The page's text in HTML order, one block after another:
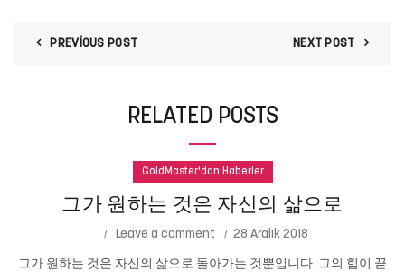
PREVIOUS POST NEXT POST
RELATED POSTS
GoldMaster'dan Haberler
그가 원하는 것은 자신의 삶으로
Leave a comment 28 Aralık 2018
그가 원하는 것은 자신의 삶으로 돌아가는 것뿐입니다. 그의 힘이 끝